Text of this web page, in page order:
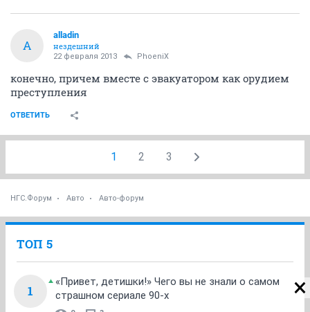
A
alladin
нездешний
22 февраля 2013 PhoeniX
конечно, причем вместе с эвакуатором как орудием
преступления
ОТВЕТИТЬ
1 2 3
НГС.Форум Авто Авто-форум
ТОП 5
1
«Привет, детишки!» Чего вы не знали о самом
страшном сериале 90-х